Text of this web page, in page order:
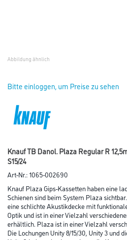
Abbildung ähnlich
Bitte einloggen, um Preise zu sehen
Knauf TB Danol. Plaza Regular R
S15/24
Art-Nr.:1065-002690
Knauf Plaza Gips-Kassetten haben eine
Schienen sind beim System Plaza
eine schlichte Akustikdecke mit
Optik und ist in einer Vielzahl
erhältlich. Plaza ist in einer Vielzahl
Die Lochungen Unity 8/15/30, Unity 3 und